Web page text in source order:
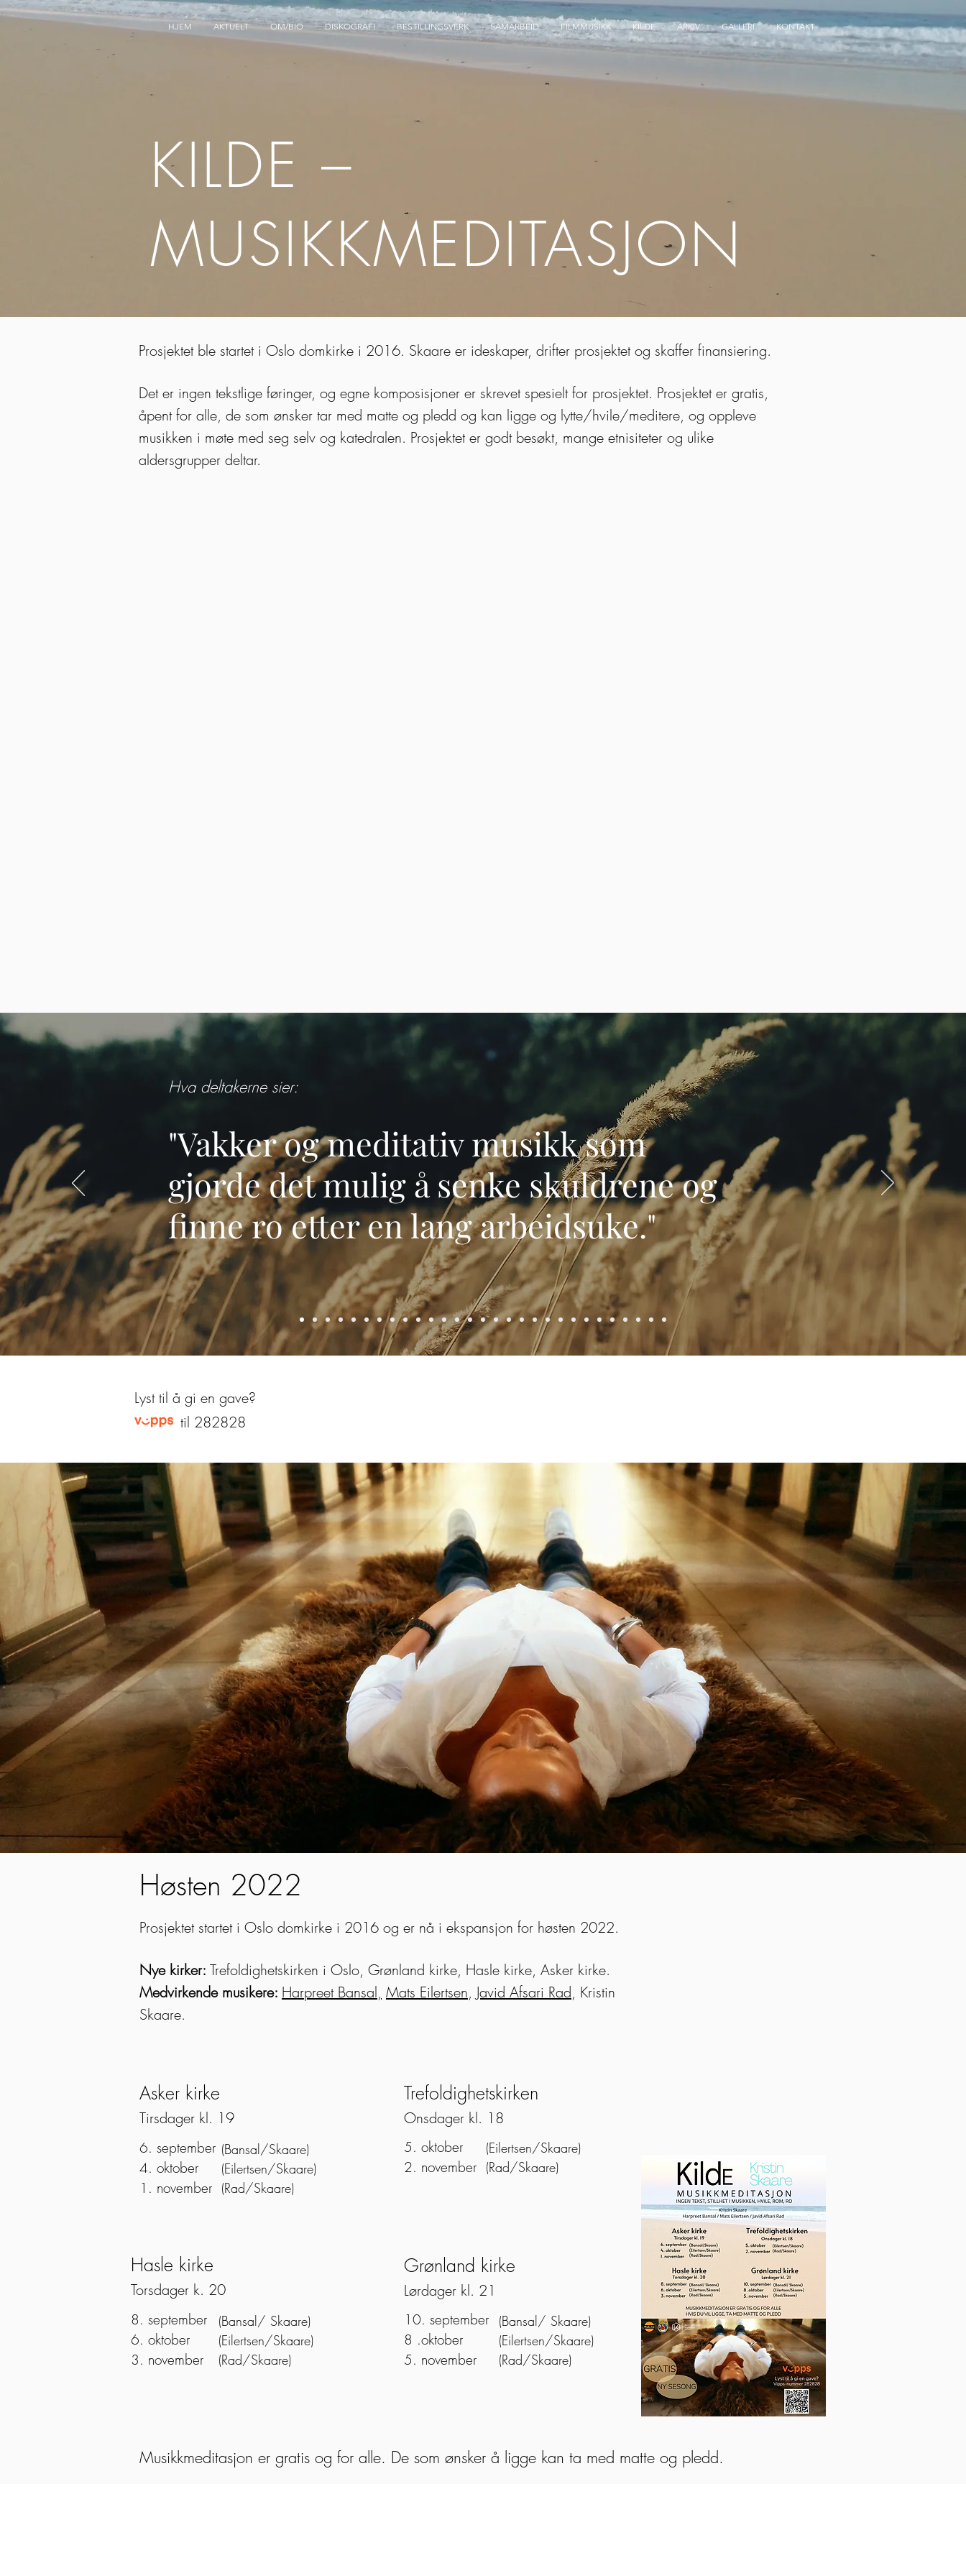
HJEM AKTUELT OM/BIO DISKOGRAFI BESTILLINGSVERK SAMARBEID FILMMUSIKK KILDE ARKIV GALLERI KONTAKT
KILDE –
MUSIKKMEDITASJON
Prosjektet ble startet i Oslo domkirke i 2016. Skaare er ideskaper, drifter prosjektet og skaffer finansiering.
Det er ingen tekstlige føringer, og egne komposisjoner er skrevet spesielt for prosjektet. Prosjektet er gratis,
åpent for alle, de som ønsker tar med matte og pledd og kan ligge og lytte/hvile/meditere, og oppleve
musikken i møte med seg selv og katedralen. Prosjektet er godt besøkt, mange etnisiteter og ulike
aldersgrupper deltar.
Hva deltakerne sier:
"Vakker og meditativ musikk som
gjorde det mulig å senke skuldrene og
finne ro etter en lang arbeidsuke."
Lyst til å gi en gave?
til 282828
Høsten 2022
Prosjektet startet i Oslo domkirke i 2016 og er nå i ekspansjon for høsten 2022.
Nye kirker: Trefoldighetskirken i Oslo, Grønland kirke, Hasle kirke, Asker kirke.
Medvirkende musikere: Harpreet Bansal, Mats Eilertsen, Javid Afsari Rad, Kristin
Skaare.
Asker kirke
Tirsdager kl. 19
6. september
4. oktober
1. november
(Bansal/Skaare)
(Eilertsen/Skaare)
(Rad/Skaare)
Trefoldighetskirken
Onsdager kl. 18
5. oktober
2. november
(Eilertsen/Skaare)
(Rad/Skaare)
Hasle kirke
Torsdager k. 20
8. september
6. oktober
3. november
(Bansal/ Skaare)
(Eilertsen/Skaare)
(Rad/Skaare)
Grønland kirke
Lørdager kl. 21
10. september
8 .oktober
5. november
(Bansal/ Skaare)
(Eilertsen/Skaare)
(Rad/Skaare)
Musikkmeditasjon er gratis og for alle. De som ønsker å ligge kan ta med matte og pledd.